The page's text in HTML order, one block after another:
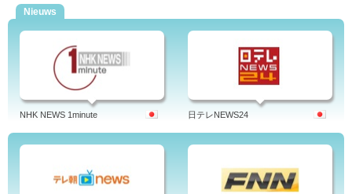
Nieuws
NHK NEWS 1minute 日テレNEWS24